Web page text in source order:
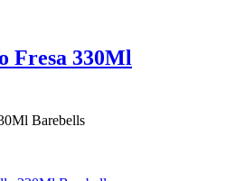
Fresa 330Ml
Barebells